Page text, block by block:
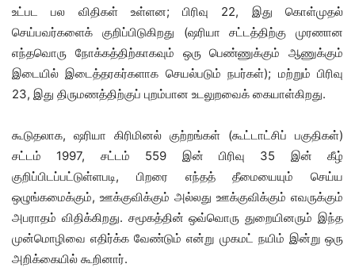
உட்பட பல விதிகள் உள்ளன; பிரிவு 22, இது கொள்முதல்
செய்பவர்களைக் குறிப்பிடுகிறது (ஷரியா சட்டத்திற்கு முரணான
எந்தவொரு நோக்கத்திற்காகவும் ஒரு பெண்ணுக்கும் ஆணுக்கும்
இடையில் இடைத்தரகர்களாக செயல்படும் நபர்கள்); மற்றும் பிரிவு
23, இது திருமணத்திற்குப் புறம்பான உடலுறவைக் கையாள்கிறது.
கூடுதலாக, ஷரியா கிரிமினல் குற்றங்கள் (கூட்டாட்சிப் பகுதிகள்)
சட்டம் 1997, சட்டம் 559 இன் பிரிவு 35 இன் கீழ்
குறிப்பிடப்பட்டுள்ளபடி, பிறரை எந்தத் தீமையையும் செய்ய
ஒழுங்கமைக்கும், ஊக்குவிக்கும் அல்லது ஊக்குவிக்கும் எவருக்கும்
அபராதம் விதிக்கிறது. சமூகத்தின் ஒவ்வொரு துறையினரும் இந்த
முன்மொழிவை எதிர்க்க வேண்டும் என்று முகமட் நயிம் இன்று ஒரு
அறிக்கையில் கூறினார்.